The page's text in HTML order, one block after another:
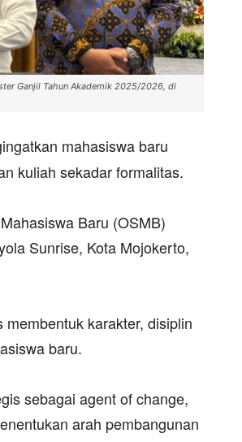
Ganjil Tahun Akademik 2025/2026, di
mahasiswa baru
kuliah sekadar formalitas.
Baru (OSMB)
Sunrise, Kota Mojokerto,
karakter, disiplin
baru.
sebagai agent of change,
arah pembangunan